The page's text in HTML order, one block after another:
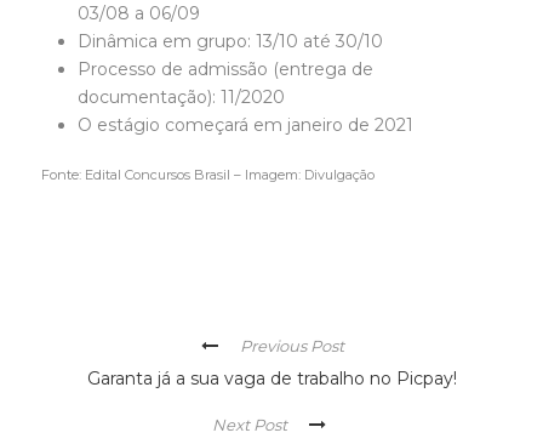
03/08 a 06/09
Dinâmica em grupo: 13/10 até 30/10
Processo de admissão (entrega de
documentação): 11/2020
O estágio começará em janeiro de 2021
Fonte: Edital Concursos Brasil – Imagem: Divulgação
Previous Post
Garanta já a sua vaga de trabalho no Picpay!
Next Post